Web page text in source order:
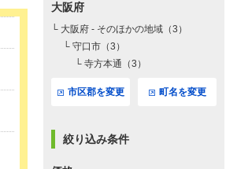
大阪府
└ 大阪府 - そのほかの地域（3）
└ 守口市（3）
└ 寺方本通（3）
市区郡を変更 町名を変更
絞り込み条件